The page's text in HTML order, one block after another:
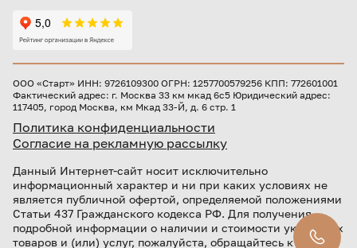
ООО «Старт» ИНН: 9726109300 ОГРН: 1257700579256 КПП: 772601001
Фактический адрес: г. Москва 33 км мкад 6с5 Юридический адрес:
117405, город Москва, км Мкад 33-Й, д. 6 стр. 1
Политика конфиденциальности
Согласие на рекламную рассылку
Данный Интернет-сайт носит исключительно
информационный характер и ни при каких условиях не
является публичной офертой, определяемой положениями
Статьи 437 Гражданского кодекса РФ. Для получения
подробной информации о наличии и стоимости указанных
товаров и (или) услуг, пожалуйста, обращайтесь к